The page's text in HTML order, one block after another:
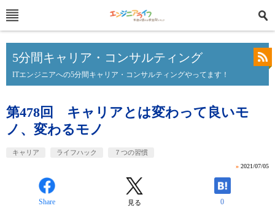
5分間キャリア・コンサルティング
ITエンジニアへの5分間キャリア・コンサルティングやってます！
第478回 キャリアとは変わって良いモ
ノ、変わるモノ
キャリア ライフハック ７つの習慣
» 2021/07/05
Share 見る 0